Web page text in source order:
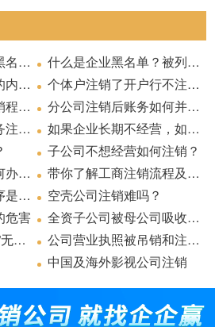
销企业开户资质和银行基本户等其他账
销需要的材料有：
理人签署的企业法人申请注销登记注册
指定的人员或者委托企业登记代理机构
明
会决议
所出具的经投资单位或者清算主管机构
刊登3次清算公告的剪报
参与民事诉讼活动三、清算组应当自成
之日起四十五日内，向清算组申报其债
，应当说明债权的有关事项，并提供证
应当对债权进行登记。在申报债权期
对债权人进行清偿。
理公司财产、编制资产负债表和财产清
清算方案，并报股东会、股东大会或者
。
责任公司按照股东的出资比例分配。清
状况以及具体收购方案等。)
请表格：
业共同开展境外投资的，应当由相对中
其他中方投资方书面同意后办理备案或
各方持股比例相等，应当协商后由一方
核准。
书》之日起2年内，企业未在境外开展投
自动失效。如需再开展境外投资，应当
申请核准。如《证书》丢失，企业应当
刊登遗失声明后，向我委申请补办。我
业经营情况，并要求企业承诺无违法违
办手续。(三)企业对其投资的境外企业
境内外法律法规和政策规定。未按国家
准的企业，其境外企业名称不得使用“中
样。
是先把子公司的各项资产、负债均转入
把已经成为空壳的子公司注销。会计上是
行处理。这种方式可以保持子公司生产
续性，而不受到一般企业“在清算期间不得
的生产经营活动”的限制。 非全资子公
他股东，所以先要收购少数股权变为单
资子公司后才能进行吸收合并操作。也
司少数股东以其持有的子公司少数股权
的股权，但在具体操作中也是分为两
股，子公司变为全资子公司，少数股东
东 第二步是母公司吸收合并已成为全资
。 而如果是控股有限公司的两个全资子
并，根据企业管理的相关规定，因为在
照《公司法》等的规定进行即可。
登记申请书》《企业设立登记申请
名录》、《企业负责人登记表》、《企
》等表格
核准申请书》及《企业名称预先核准通
)书》
明
司负责人的任命文件，负责人不是本地
证复印件
章的《企业法人营业执照》复印件
(应提交经公司登记机关备案并己加盖登
章程)复印件
分公司使用的资金数额证明文件
及前置审批项目的，应提交有关审批部
这就是母公司吸收合并全资子公司了。
？
什么是企业黑名单？被列入黑名单有什么严重后果？
？
个体户注销了开户行不注销行吗
？
分公司注销后账务如何并入总公司
？
如果企业长期不经营，如果公司不考虑转让，建议注销！
子公司不想经营如何注销？
销?
带你了解工商注销流程及简易注销资料
么
空壳公司注销难吗？
危害
全资子公司被母公司吸收合并，现申请注销工商登记，还需要公告吗？
？
公司营业执照被吊销和注销营业执照的区别
中国及海外影视公司注销